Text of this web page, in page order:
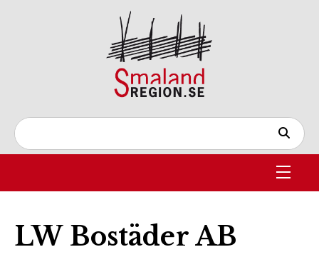
LW Bostäder AB